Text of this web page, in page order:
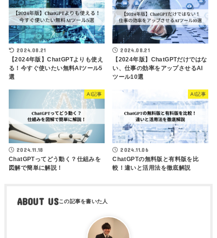
2024.08.21
【2024年版】ChatGPTよりも使え
る！今すぐ使いたい無料AIツール5
選
2024.08.21
【2024年版】ChatGPTだけではな
い、仕事の効率をアップさせるAI
ツール10選
AI記事
2024.11.18
ChatGPTってどう動く？仕組みを
図解で簡単に解説！
AI記事
2024.11.06
ChatGPTの無料版と有料版を比
較！違いと活用法を徹底解説
ABOUT US